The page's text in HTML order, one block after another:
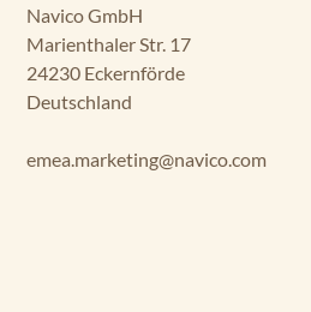
Navico GmbH
Marienthaler Str. 17
24230 Eckernförde
Deutschland
emea.marketing@navico.com